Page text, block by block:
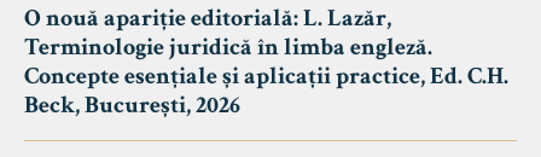
O nouă apariție editorială: L. Lazăr,
Terminologie juridică în limba engleză.
Concepte esențiale și aplicații practice, Ed. C.H.
Beck, București, 2026